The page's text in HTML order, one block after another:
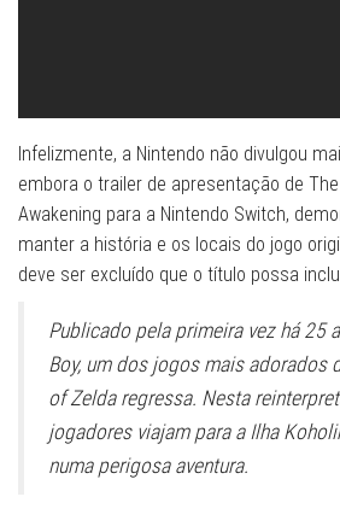
Infelizmente, a Nintendo não divulgou
embora o trailer de apresentação de The
Awakening para a Nintendo Switch,
manter a história e os locais do jogo
deve ser excluído que o título possa
Publicado pela primeira vez há 25
Boy, um dos jogos mais adorados
of Zelda regressa. Nesta
jogadores viajam para a Ilha
numa perigosa aventura.